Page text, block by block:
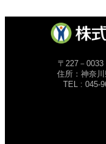
〒
住所：神奈
TEL :